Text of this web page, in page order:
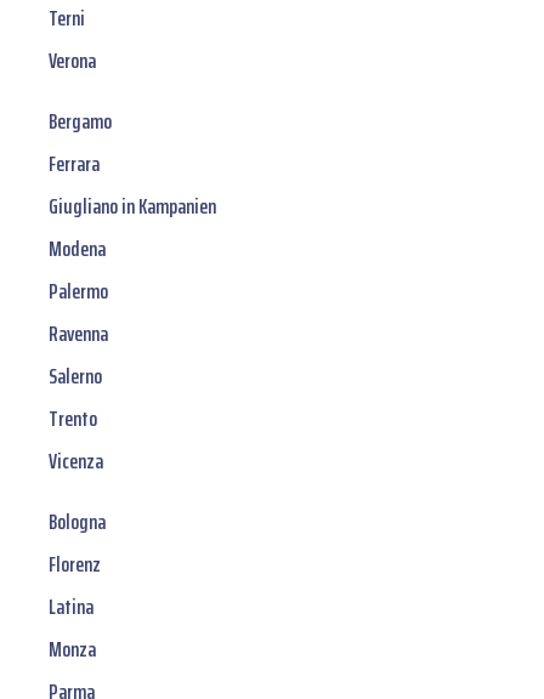
Terni
Verona
Bergamo
Ferrara
Giugliano in Kampanien
Modena
Palermo
Ravenna
Salerno
Trento
Vicenza
Bologna
Florenz
Latina
Monza